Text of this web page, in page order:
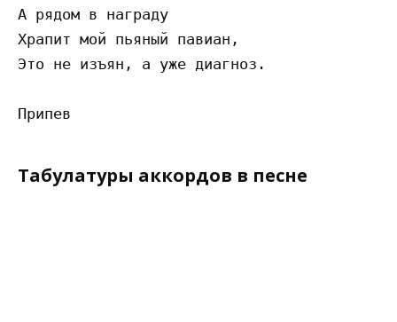
А рядом в награду
Храпит мой пьяный павиан,
Это не изъян, а уже диагноз.
Табулатуры аккордов в песне